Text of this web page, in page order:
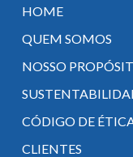
HOME
QUEM SOMOS
NOSSO
CÓDIGO DE
CLIENTES